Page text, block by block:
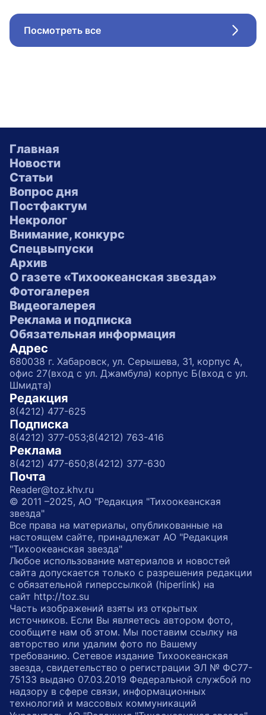
Посмотреть все
Главная
Новости
Статьи
Вопрос дня
Постфактум
Некролог
Внимание, конкурс
Спецвыпуски
Архив
О газете «Тихоокеанская звезда»
Фотогалерея
Видеогалерея
Реклама и подписка
Обязательная информация
Адрес
680038 г. Хабаровск, ул. Серышева, 31, корпус А,
офис 27(вход с ул. Джамбула) корпус Б(вход с ул.
Шмидта)
Редакция
8(4212) 477-625
Подписка
8(4212) 377-053;8(4212) 763-416
Реклама
8(4212) 477-650;8(4212) 377-630
Почта
Reader@toz.khv.ru
© 2011 –2025, АО "Редакция "Тихоокеанская
звезда"
Все права на материалы, опубликованные на
настоящем сайте, принадлежат АО "Редакция
"Тихоокеанская звезда"
Любое использование материалов и новостей
сайта допускается только с разрешения редакции
с обязательной гиперссылкой (hiperlink) на
сайт http://toz.su
Часть изображений взяты из открытых
источников. Если Вы являетесь автором фото,
сообщите нам об этом. Мы поставим ссылку на
авторство или удалим фото по Вашему
требованию. Сетевое издание Тихоокеанская
звезда, свидетельство о регистрации ЭЛ № ФС77-
75133 выдано 07.03.2019 Федеральной службой по
надзору в сфере связи, информационных
технологий и массовых коммуникаций